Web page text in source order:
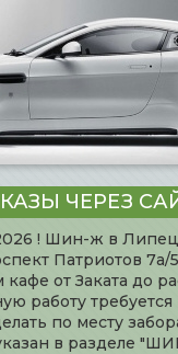
ЧЕРЕЗ
! Шин-ж в
Патриотов 7а/
от Заката до
работу
по месту
в разделе